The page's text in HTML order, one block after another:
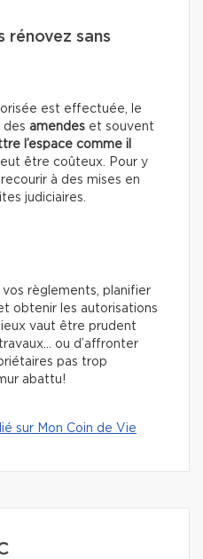
rénovez sans
est effectuée, le
des amendes et souvent
l’espace comme il
être coûteux. Pour y
à des mises en
judiciaires.
règlements, planifier
obtenir les autorisations
vaut être prudent
ou d’affronter
pas trop
abattu!
sur Mon Coin de Vie